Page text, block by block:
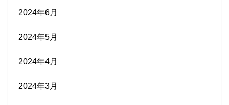
2024年6月
2024年5月
2024年4月
2024年3月